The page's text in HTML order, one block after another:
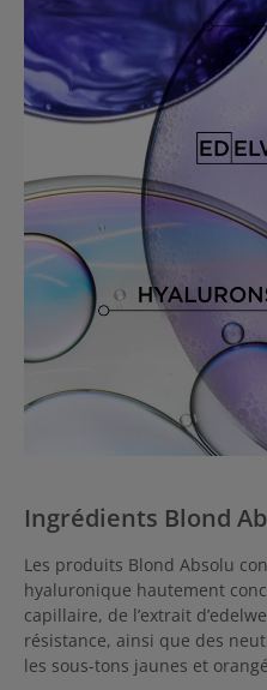
Ingrédients Blond
Les produits Blond Absolu
hyaluronique hautement
capillaire, de l’extrait
résistance, ainsi que des
les sous-tons jaunes et